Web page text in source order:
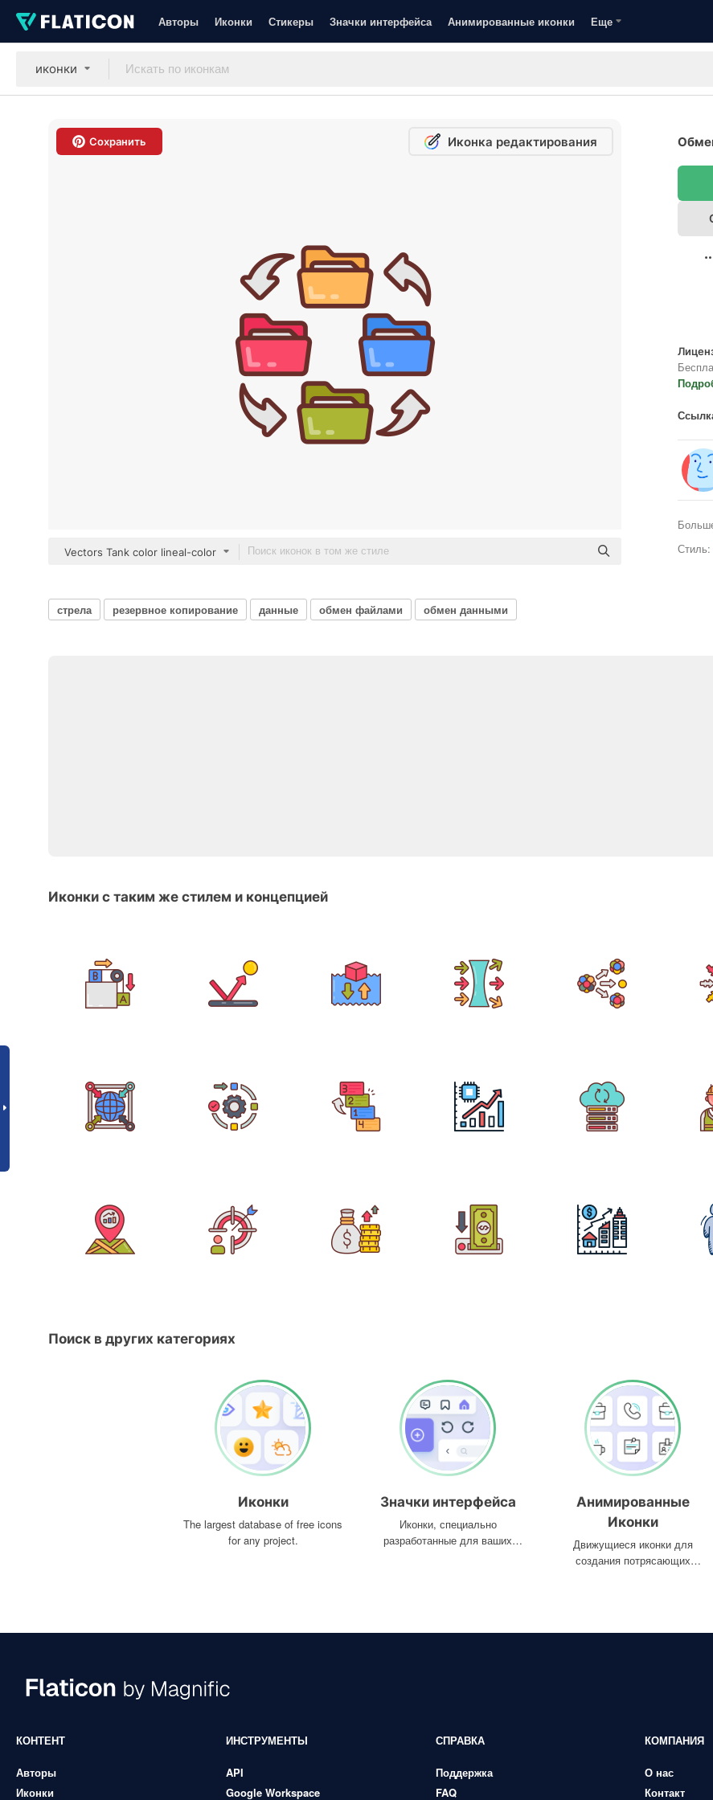
Авторы Иконки Стикеры Значки интерфейса Анимированные иконки Еще
иконки
Сохранить Иконка редактирования
Vectors Tank color lineal-color
Стиль:
стрела резервное копирование данные обмен файлами обмен данными
Иконки с таким же стилем и концепцией
Поиск в других категориях
Иконки
The largest database of free icons
for any project.
Значки интерфейса
Иконки, специально
разработанные для ваших
Анимированные
Иконки
Движущиеся иконки для
создания потрясающих
КОНТЕНТ
Авторы
Иконки
ИНСТРУМЕНТЫ
API
Google Workspace
СПРАВКА
Поддержка
FAQ
КОМПАНИЯ
О нас
Контакт